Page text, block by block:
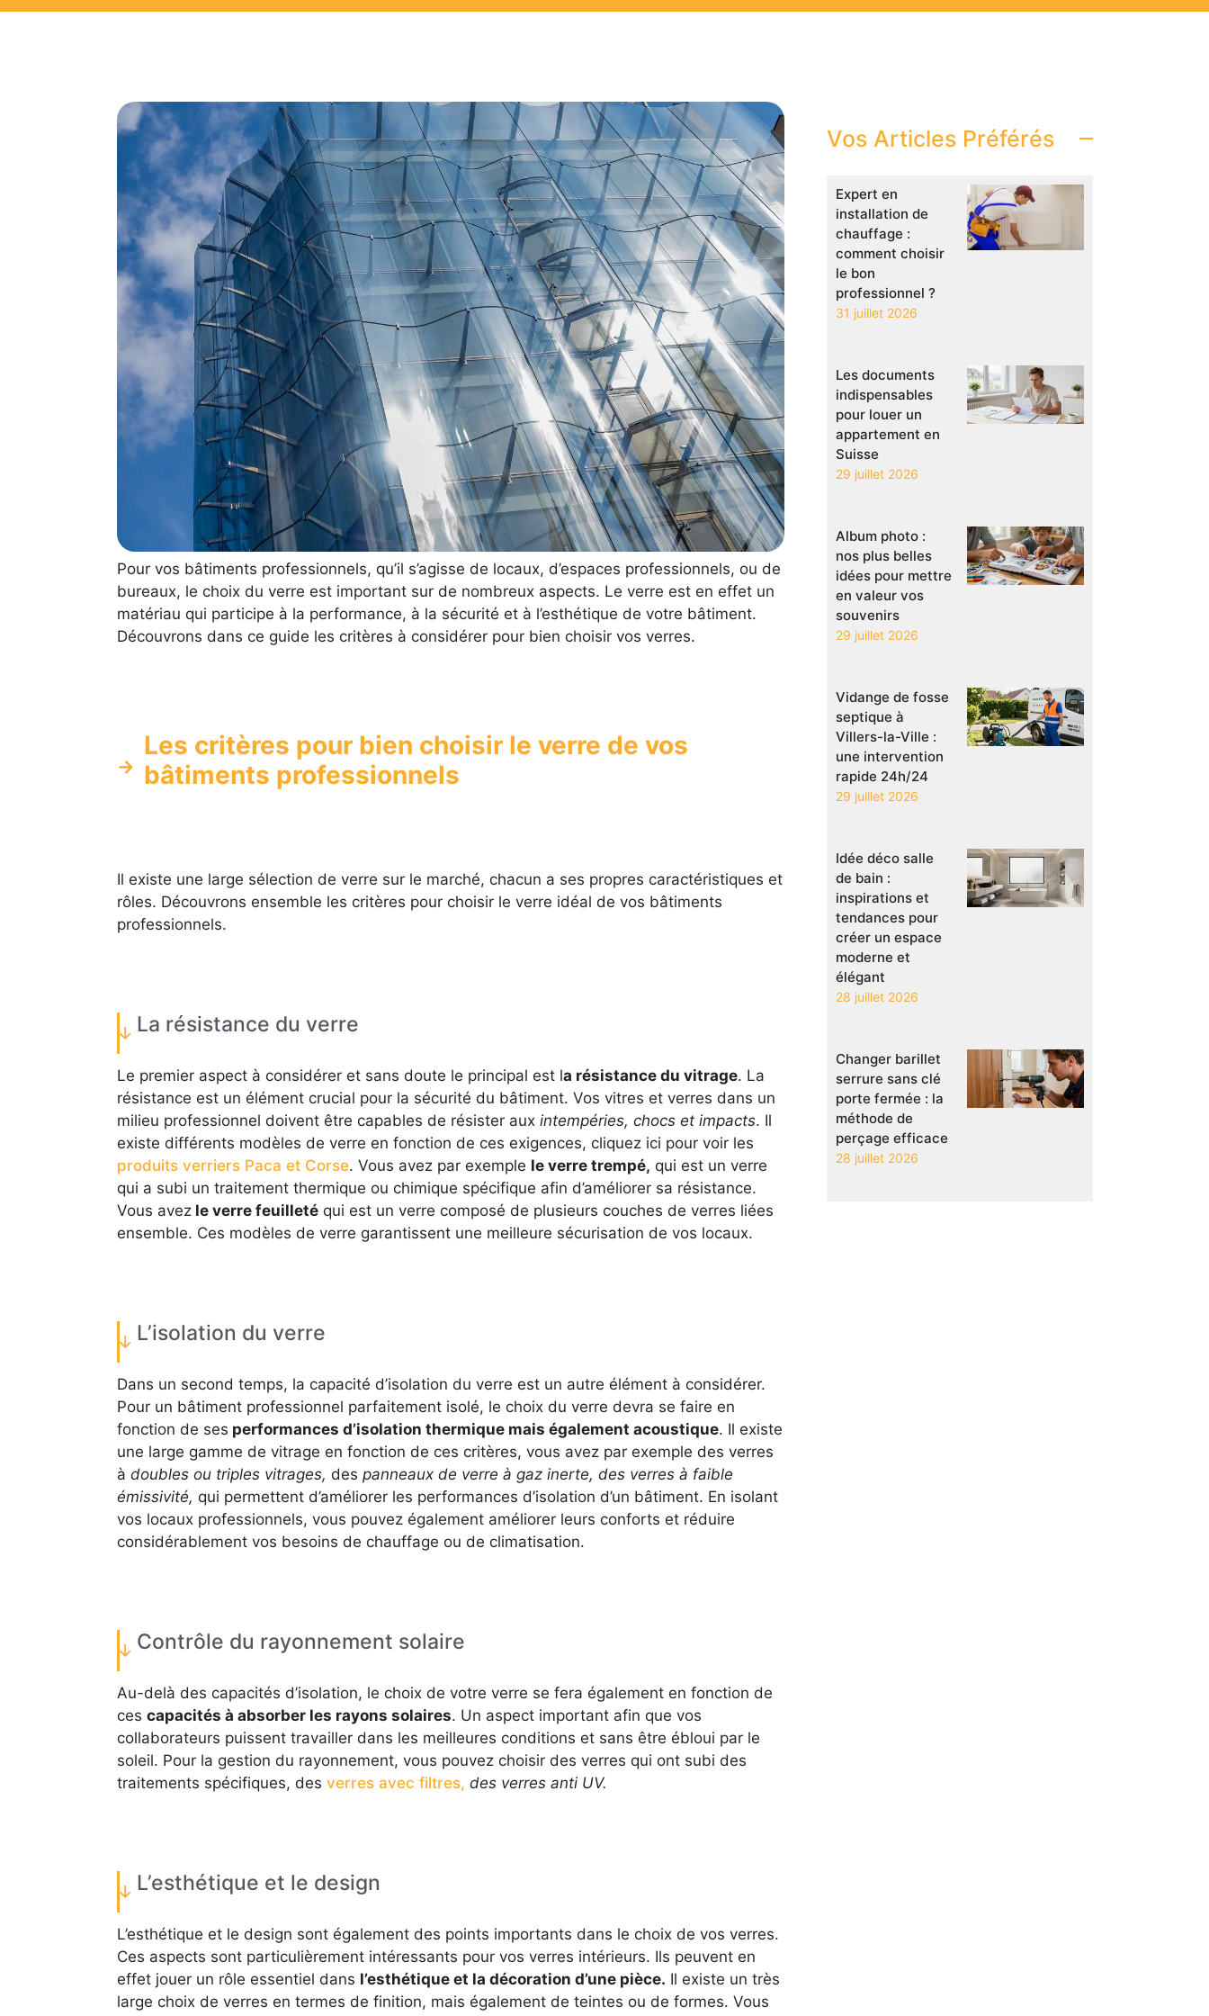
Pour vos bâtiments professionnels, qu’il s’agisse de locaux, d’espaces professionnels, ou de
bureaux, le choix du verre est important sur de nombreux aspects. Le verre est en effet un
matériau qui participe à la performance, à la sécurité et à l’esthétique de votre bâtiment.
Découvrons dans ce guide les critères à considérer pour bien choisir vos verres.
Les critères pour bien choisir le verre de vos
bâtiments professionnels
Il existe une large sélection de verre sur le marché, chacun a ses propres caractéristiques et
rôles. Découvrons ensemble les critères pour choisir le verre idéal de vos bâtiments
professionnels.
La résistance du verre
Le premier aspect à considérer et sans doute le principal est la résistance du vitrage. La
résistance est un élément crucial pour la sécurité du bâtiment. Vos vitres et verres dans un
milieu professionnel doivent être capables de résister aux intempéries, chocs et impacts. Il
existe différents modèles de verre en fonction de ces exigences, cliquez ici pour voir les
produits verriers Paca et Corse. Vous avez par exemple le verre trempé, qui est un verre
qui a subi un traitement thermique ou chimique spécifique afin d’améliorer sa résistance.
Vous avezle verre feuilletéqui est un verre composé de plusieurs couches de verres liées
ensemble. Ces modèles de verre garantissent une meilleure sécurisation de vos locaux.
L’isolation du verre
Dans un second temps, la capacité d’isolation du verre est un autre élément à considérer.
Pour un bâtiment professionnel parfaitement isolé, le choix du verre devra se faire en
fonction de ses performances d’isolation thermique mais également acoustique. Il existe
une large gamme de vitrage en fonction de ces critères, vous avez par exemple des verres
à doubles ou triples vitrages, des panneaux de verre à gaz inerte, des verres à faible
émissivité, qui permettent d’améliorer les performances d’isolation d’un bâtiment. En isolant
vos locaux professionnels, vous pouvez également améliorer leurs conforts et réduire
considérablement vos besoins de chauffage ou de climatisation.
Contrôle du rayonnement solaire
Au-delà des capacités d’isolation, le choix de votre verre se fera également en fonction de
ces capacités à absorber les rayons solaires. Un aspect important afin que vos
collaborateurs puissent travailler dans les meilleures conditions et sans être ébloui par le
soleil. Pour la gestion du rayonnement, vous pouvez choisir des verres qui ont subi des
traitements spécifiques, des verres avec filtres, des verres anti UV.
L’esthétique et le design
L’esthétique et le design sont également des points importants dans le choix de vos verres.
Ces aspects sont particulièrement intéressants pour vos verres intérieurs. Ils peuvent en
effet jouer un rôle essentiel dans l’esthétique et la décoration d’une pièce. Il existe un très
large choix de verres en termes de finition, mais également de teintes ou de formes. Vous
Vos Articles Préférés
Expert en
installation de
chauffage :
comment choisir
le bon
professionnel ?
31 juillet 2026
Les documents
indispensables
pour louer un
appartement en
Suisse
29 juillet 2026
Album photo :
nos plus belles
idées pour mettre
en valeur vos
souvenirs
29 juillet 2026
Vidange de fosse
septique à
Villers-la-Ville :
une intervention
rapide 24h/24
29 juillet 2026
Idée déco salle
de bain :
inspirations et
tendances pour
créer un espace
moderne et
élégant
28 juillet 2026
Changer barillet
serrure sans clé
porte fermée : la
méthode de
perçage efficace
28 juillet 2026